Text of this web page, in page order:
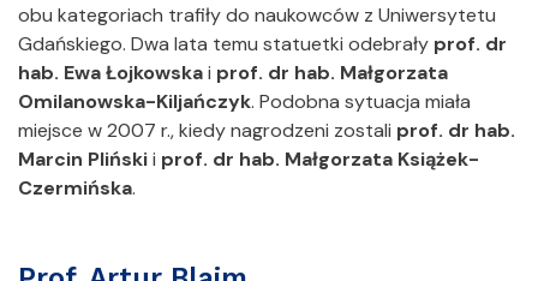
obu kategoriach trafiły do naukowców z Uniwersytetu
Gdańskiego. Dwa lata temu statuetki odebrały prof. dr
hab. Ewa Łojkowskai prof. dr hab. Małgorzata
Omilanowska-Kiljańczyk. Podobna sytuacja miała
miejsce w 2007 r., kiedy nagrodzeni zostali prof. dr hab.
Marcin Plińskii prof. dr hab. Małgorzata Książek-
Czermińska.